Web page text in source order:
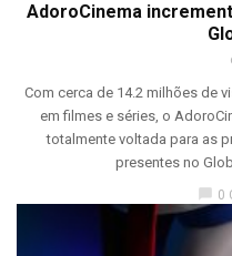
AdoroCinema
Com cerca de 14.2 milhões de
em filmes e séries, o
totalmente voltada para as
presentes no
chat_bubble 0